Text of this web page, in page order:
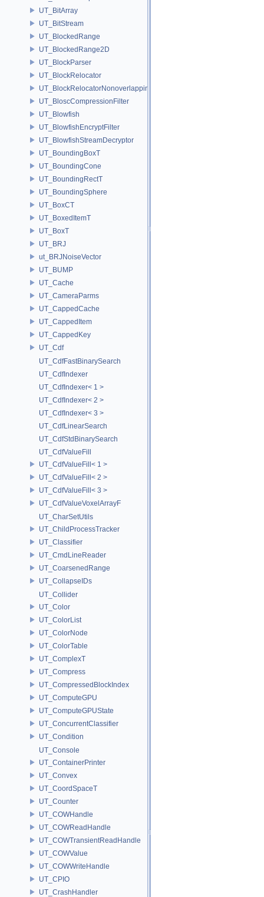
UT_BitArray
UT_BitStream
UT_BlockedRange
UT_BlockedRange2D
UT_BlockParser
UT_BlockRelocator
UT_BlockRelocatorNonoverlapping
UT_BloscCompressionFilter
UT_Blowfish
UT_BlowfishEncryptFilter
UT_BlowfishStreamDecryptor
UT_BoundingBoxT
UT_BoundingCone
UT_BoundingRectT
UT_BoundingSphere
UT_BoxCT
UT_BoxedItemT
UT_BoxT
UT_BRJ
ut_BRJNoiseVector
UT_BUMP
UT_Cache
UT_CameraParms
UT_CappedCache
UT_CappedItem
UT_CappedKey
UT_Cdf
UT_CdfFastBinarySearch
UT_CdfIndexer
UT_CdfIndexer< 1 >
UT_CdfIndexer< 2 >
UT_CdfIndexer< 3 >
UT_CdfLinearSearch
UT_CdfStdBinarySearch
UT_CdfValueFill
UT_CdfValueFill< 1 >
UT_CdfValueFill< 2 >
UT_CdfValueFill< 3 >
UT_CdfValueVoxelArrayF
UT_CharSetUtils
UT_ChildProcessTracker
UT_Classifier
UT_CmdLineReader
UT_CoarsenedRange
UT_CollapseIDs
UT_Collider
UT_Color
UT_ColorList
UT_ColorNode
UT_ColorTable
UT_ComplexT
UT_Compress
UT_CompressedBlockIndex
UT_ComputeGPU
UT_ComputeGPUState
UT_ConcurrentClassifier
UT_Condition
UT_Console
UT_ContainerPrinter
UT_Convex
UT_CoordSpaceT
UT_Counter
UT_COWHandle
UT_COWReadHandle
UT_COWTransientReadHandle
UT_COWValue
UT_COWWriteHandle
UT_CPIO
UT_CrashHandler